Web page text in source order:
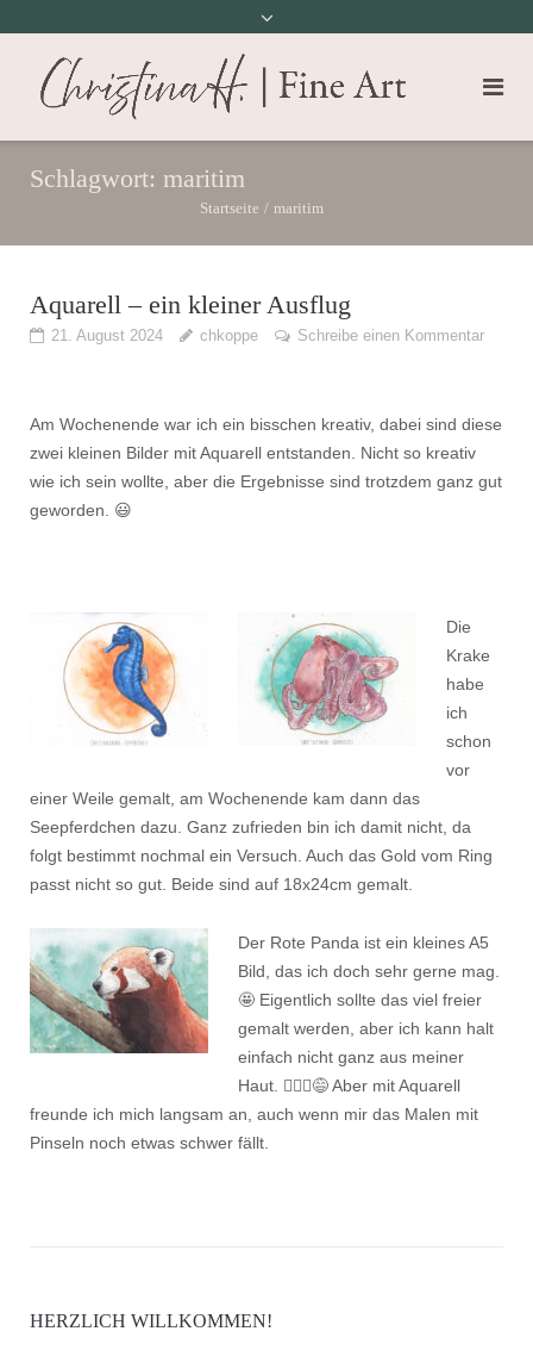
Schlagwort: maritim
Startseite / maritim
Aquarell – ein kleiner Ausflug
21. August 2024 chkoppe Schreibe einen Kommentar
Am Wochenende war ich ein bisschen kreativ, dabei sind diese
zwei kleinen Bilder mit Aquarell entstanden. Nicht so kreativ
wie ich sein wollte, aber die Ergebnisse sind trotzdem ganz gut
geworden. 😃
Die
Krake
habe
ich
schon
vor
einer Weile gemalt, am Wochenende kam dann das
Seepferdchen dazu. Ganz zufrieden bin ich damit nicht, da
folgt bestimmt nochmal ein Versuch. Auch das Gold vom Ring
passt nicht so gut. Beide sind auf 18x24cm gemalt.
Der Rote Panda ist ein kleines A5
Bild, das ich doch sehr gerne mag.
🤩 Eigentlich sollte das viel freier
gemalt werden, aber ich kann halt
einfach nicht ganz aus meiner
Haut. 🤷🏻‍♀️😅 Aber mit Aquarell
freunde ich mich langsam an, auch wenn mir das Malen mit
Pinseln noch etwas schwer fällt.
HERZLICH WILLKOMMEN!